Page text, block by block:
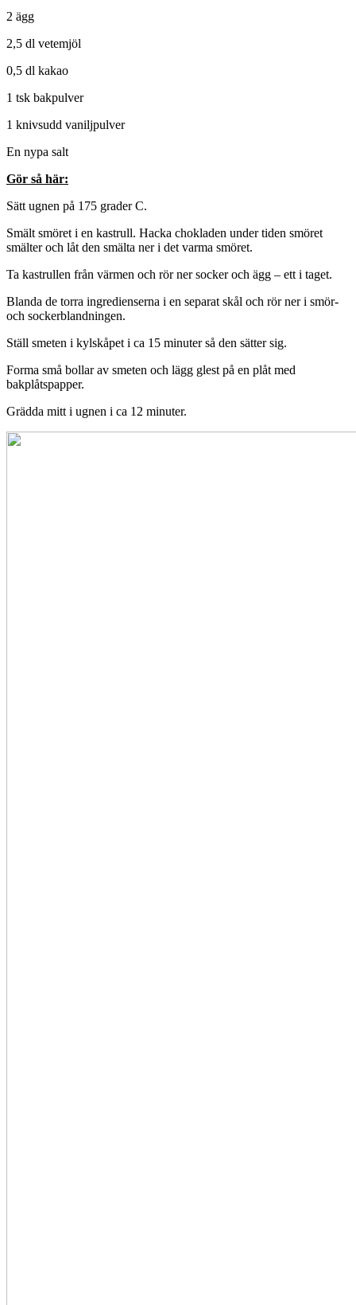
2 ägg
2,5 dl vetemjöl
0,5 dl kakao
1 tsk bakpulver
1 knivsudd vaniljpulver
En nypa salt
Gör så här:
Sätt ugnen på 175 grader C.
Smält smöret i en kastrull. Hacka chokladen under tiden smöret
smälter och låt den smälta ner i det varma smöret.
Ta kastrullen från värmen och rör ner socker och ägg – ett i taget.
Blanda de torra ingredienserna i en separat skål och rör ner i smör-
och sockerblandningen.
Ställ smeten i kylskåpet i ca 15 minuter så den sätter sig.
Forma små bollar av smeten och lägg glest på en plåt med
bakplåtspapper.
Grädda mitt i ugnen i ca 12 minuter.